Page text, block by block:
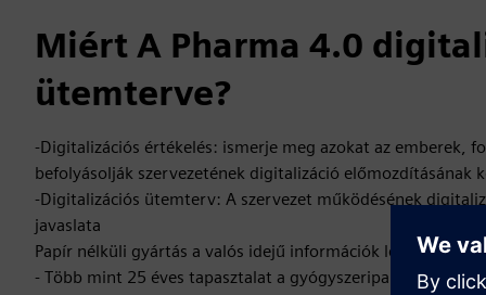
Miért A Pharma 4.0
ütemterve?
-Digitalizációs értékelés: ismerje meg azokat az emberek,
befolyásolják szervezetének digitalizáció előmozdításának
-Digitalizációs ütemterv: A szervezet működésének
javaslata
Papír nélküli gyártás a valós idejű információk lehetővé
- Több mint 25 éves tapasztalat a gyógyszeripari